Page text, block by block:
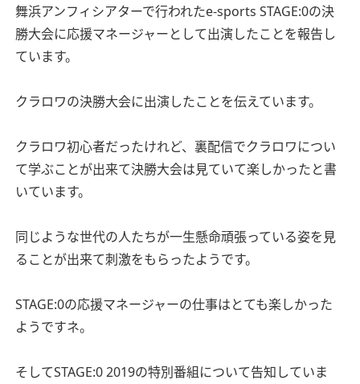
舞浜アンフィシアターで行われたe-sports STAGE:0の決
勝大会に応援マネージャーとして出演したことを報告し
ています。
クラロワの決勝大会に出演したことを伝えています。
クラロワ初心者だったけれど、裏配信でクラロワについ
て学ぶことが出来て決勝大会は見ていて楽しかったと書
いています。
同じような世代の人たちが一生懸命頑張っている姿を見
ることが出来て刺激をもらったようです。
STAGE:0の応援マネージャーの仕事はとても楽しかった
ようですネ。
そしてSTAGE:0 2019の特別番組について告知していま